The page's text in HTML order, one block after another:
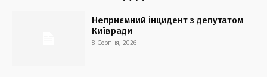
Неприємний інцидент з депутатом
Київради
8 Серпня, 2026